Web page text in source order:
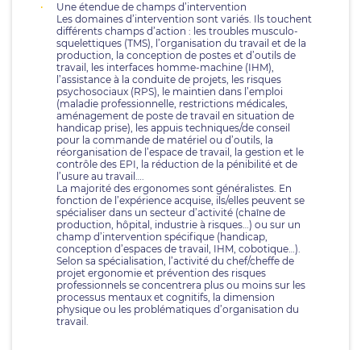
Une étendue de champs d’intervention
Les domaines d’intervention sont variés. Ils touchent
différents champs d’action : les troubles musculo-
squelettiques (TMS), l’organisation du travail et de la
production, la conception de postes et d’outils de
travail, les interfaces homme-machine (IHM),
l’assistance à la conduite de projets, les risques
psychosociaux (RPS), le maintien dans l’emploi
(maladie professionnelle, restrictions médicales,
aménagement de poste de travail en situation de
handicap prise), les appuis techniques/de conseil
pour la commande de matériel ou d’outils, la
réorganisation de l’espace de travail, la gestion et le
contrôle des EPI, la réduction de la pénibilité et de
l’usure au travail….
La majorité des ergonomes sont généralistes. En
fonction de l’expérience acquise, ils/elles peuvent se
spécialiser dans un secteur d’activité (chaîne de
production, hôpital, industrie à risques…) ou sur un
champ d’intervention spécifique (handicap,
conception d’espaces de travail, IHM, cobotique…).
Selon sa spécialisation, l’activité du chef/cheffe de
projet ergonomie et prévention des risques
professionnels se concentrera plus ou moins sur les
processus mentaux et cognitifs, la dimension
physique ou les problématiques d’organisation du
travail.